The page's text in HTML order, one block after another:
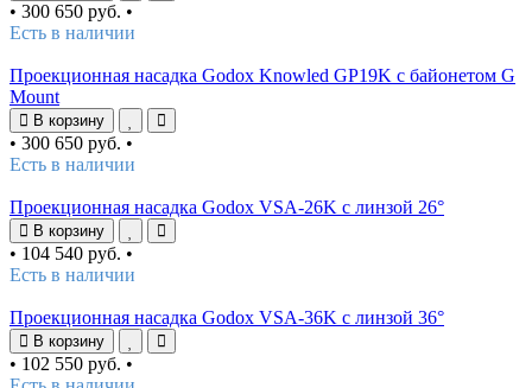
• 300 650 руб. •
Есть в наличии
Проекционная насадка Godox Knowled GP19K с байонетом G
Mount
В корзину
• 300 650 руб. •
Есть в наличии
Проекционная насадка Godox VSA-26K с линзой 26°
В корзину
• 104 540 руб. •
Есть в наличии
Проекционная насадка Godox VSA-36K с линзой 36°
В корзину
• 102 550 руб. •